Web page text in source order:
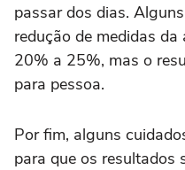
passar dos dias.
redução de medidas
20% a 25%, mas o
para pessoa.
Por fim, alguns
para que os resultados